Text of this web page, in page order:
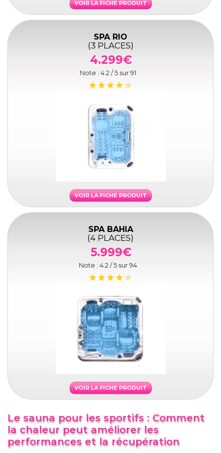
VOIR LA FICHE PRODUIT
SPA RIO
(3 PLACES)
4.299€
Note : 4.2 / 5 sur91
VOIR LA FICHE PRODUIT
SPA BAHIA
(4 PLACES)
5.999€
Note : 4.2 / 5 sur94
VOIR LA FICHE PRODUIT
Le sauna pour les sportifs : Comment
la chaleur peut améliorer les
performances et la récupération